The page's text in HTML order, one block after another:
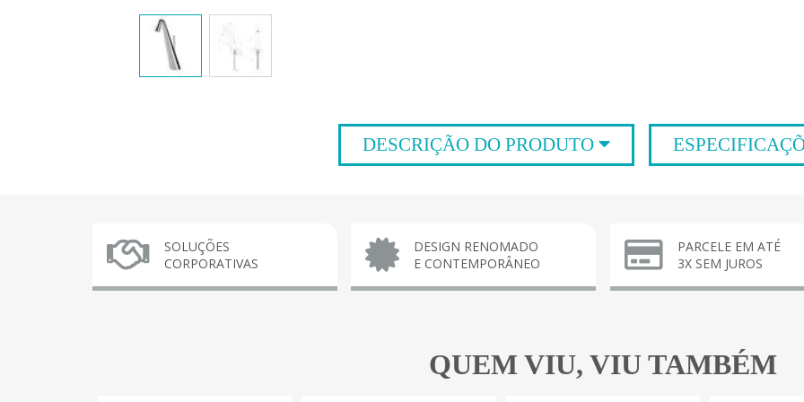
DESCRIÇÃO DO PRODUTO
SOLUÇÕES
CORPORATIVAS
DESIGN RENOMADO
E CONTEMPORÂNEO
PARCELE EM ATÉ
3X SEM JUROS
QUEM VIU, VIU TAMBÉM